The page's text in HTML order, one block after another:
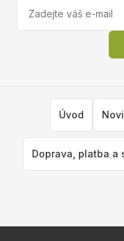
Úvod
Doprava, platba a